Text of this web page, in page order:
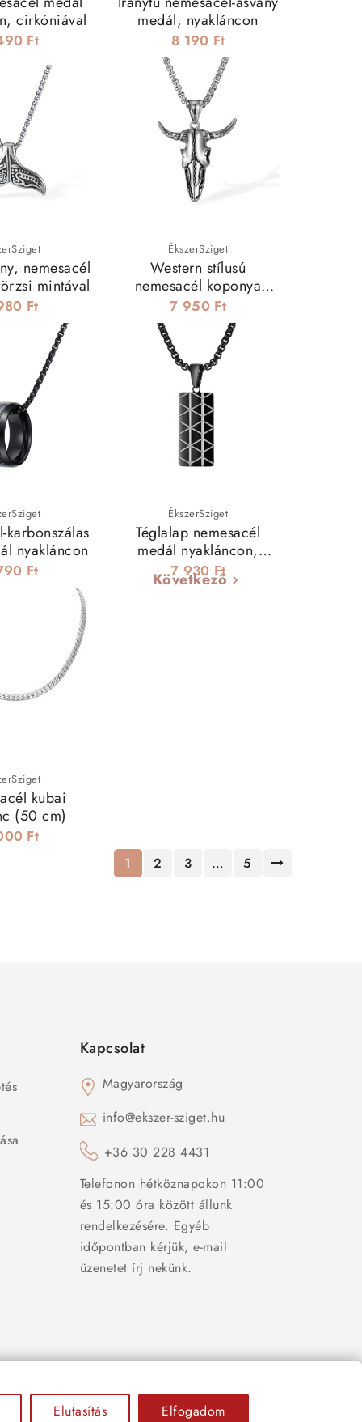
cirkóniával
Ft
medál, nyakláncon
8 190 Ft
nemesacél
mintával
Ft
ÉkszerSziget
Western stílusú
nemesacél koponya
medál, nyakláncon
7 950 Ft
karbonszálas
nyakláncon
Ft
ÉkszerSziget
Téglalap nemesacél
medál nyakláncon,
geometrikus mintával
7 930 Ft
kubai
(50 cm)
Ft
Következő 
1 2 3 … 5
Kapcsolat
Magyarország
info@ekszer-sziget.hu
+36 30 228 4431
Telefonon hétköznapokon 11:00
és 15:00 óra között állunk
rendelkezésére. Egyéb
időpontban kérjük, e-mail
üzenetet írj nekünk.
Elutasítás Elfogadom